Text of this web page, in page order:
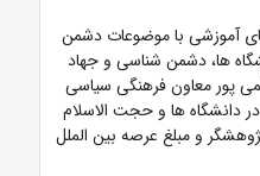
آموزشی با موضوعات دشمن
ها، دشمن شناسی و جهاد
پور معاون فرهنگی سیاسی
دانشگاه ها و حجت الاسلام
و مبلغ عرصه بین الملل